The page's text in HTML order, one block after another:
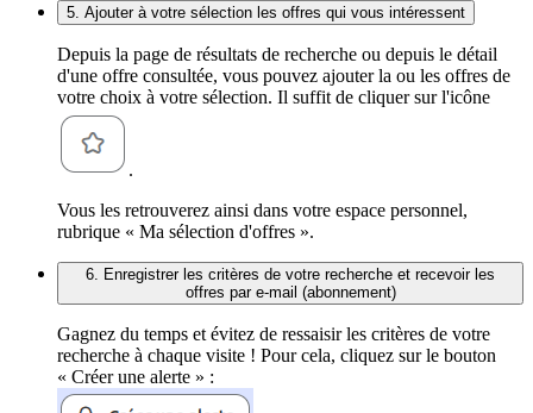
5. Ajouter à votre sélection les offres qui vous intéressent
Depuis la page de résultats de recherche ou depuis le détail
d'une offre consultée, vous pouvez ajouter la ou les offres de
votre choix à votre sélection. Il suffit de cliquer sur l'icône
.
Vous les retrouverez ainsi dans votre espace personnel,
rubrique « Ma sélection d'offres ».
6. Enregistrer les critères de votre recherche et recevoir les
offres par e-mail (abonnement)
Gagnez du temps et évitez de ressaisir les critères de votre
recherche à chaque visite ! Pour cela, cliquez sur le bouton
« Créer une alerte » :